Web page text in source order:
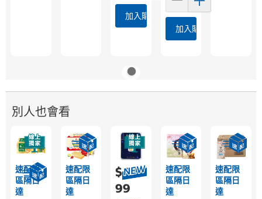
加入購物車
加入購物車
別人也會看
速配限
區隔日
達
速配限
區隔日
達
$4,0
99
速配限
區隔日
達
速配限
區隔日
達